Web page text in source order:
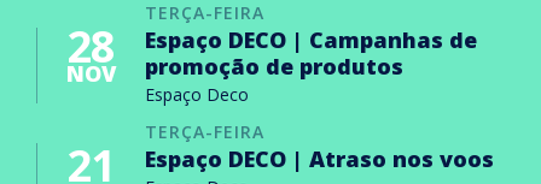
TERÇA-FEIRA
28
NOV
Espaço DECO | Campanhas de
promoção de produtos
Espaço Deco
TERÇA-FEIRA
21 Espaço DECO | Atraso nos voos